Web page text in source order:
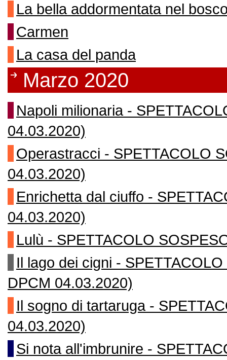
La bella addormentata nel
Carmen
La casa del panda
Marzo 2020
Napoli milionaria -
04.03.2020)
Operastracci - SPETTACOLO
04.03.2020)
Enrichetta dal ciuffo -
04.03.2020)
Lulù - SPETTACOLO
Il lago dei cigni -
DPCM 04.03.2020)
Il sogno di tartaruga -
04.03.2020)
Si nota all'imbrunire -